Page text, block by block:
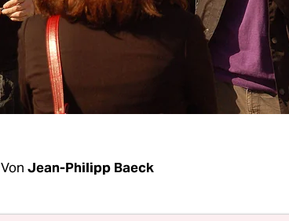
Von Jean-Philipp Baeck